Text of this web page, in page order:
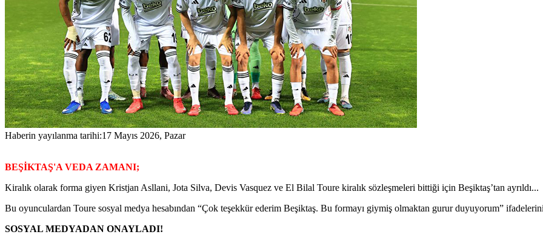
Haberin yayılanma tarihi:17 Mayıs 2026, Pazar
BEŞİKTAŞ'A VEDA ZAMANI;
Kiralık olarak forma giyen Kristjan Asllani, Jota Silva, Devis Vasquez ve El Bilal Toure kiralık sözleşmeleri bittiği için Beşiktaş’tan ayrıldı...
Bu oyunculardan Toure sosyal medya hesabından “Çok teşekkür ederim Beşiktaş. Bu formayı giymiş olmaktan gurur duyuyorum”
SOSYAL MEDYADAN ONAYLADI!